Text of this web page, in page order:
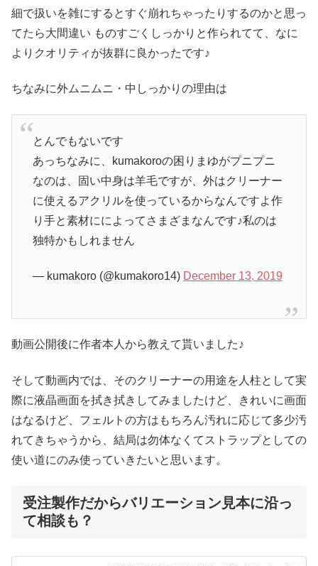
細で扱いを雑にするとすぐ崩れちゃったりするのかと思っ
てたら大間違い ものすごくしっかりと作られてて、なに
よりクオリティが抜群に良かったです♪
ちなみに外ムニムニ・中しっかりの理由は
とんでもないです
あっちなみに、kumakoroの困りまゆがプニプニ
なのは、固い中身は羊毛ですが、外はクリーナー
に使えるアクリルを使っているからなんですよ作
り手と素材にによってさまざまなんです♪私のは
独特かもしれません
— kumakoro (@kumakoro14) December 13, 2019
動画公開後に作者本人から教えて貰いました♪
そして動画内では、そのクリーナーの用途を人柱として実
際に液晶画面を拭き拭きしてみましたけど、きれいに画面
はなるけど、フェルトの方はもちろん汚れに応じて多少汚
れてきちゃうから、結局は勿体なくてストラップとしての
使い道にのみ使っていきたいと思います。
受注製作だからバリエーション見本に沿っ
て相談も？